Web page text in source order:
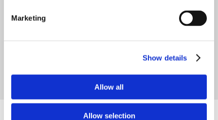
Marketing
Show details
Allow all
Allow selection